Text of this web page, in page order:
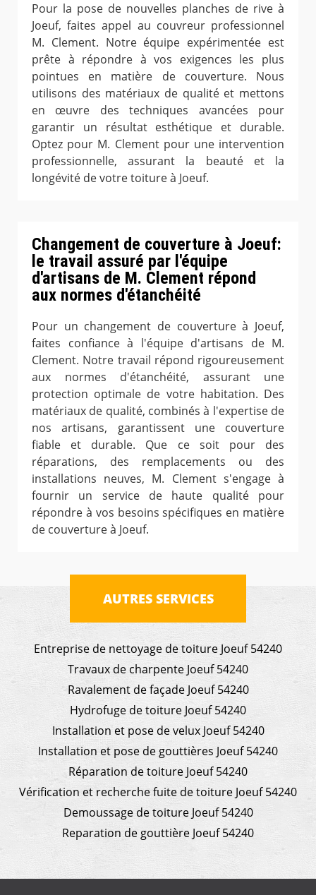
Pour la pose de nouvelles planches de rive à
Joeuf, faites appel au couvreur professionnel
M. Clement. Notre équipe expérimentée est
prête à répondre à vos exigences les plus
pointues en matière de couverture. Nous
utilisons des matériaux de qualité et mettons
en œuvre des techniques avancées pour
garantir un résultat esthétique et durable.
Optez pour M. Clement pour une intervention
professionnelle, assurant la beauté et la
longévité de votre toiture à Joeuf.
Changement de couverture à Joeuf:
le travail assuré par l'équipe
d'artisans de M. Clement répond
aux normes d'étanchéité
Pour un changement de couverture à Joeuf,
faites confiance à l'équipe d'artisans de M.
Clement. Notre travail répond rigoureusement
aux normes d'étanchéité, assurant une
protection optimale de votre habitation. Des
matériaux de qualité, combinés à l'expertise de
nos artisans, garantissent une couverture
fiable et durable. Que ce soit pour des
réparations, des remplacements ou des
installations neuves, M. Clement s'engage à
fournir un service de haute qualité pour
répondre à vos besoins spécifiques en matière
de couverture à Joeuf.
AUTRES SERVICES
Entreprise de nettoyage de toiture Joeuf 54240
Travaux de charpente Joeuf 54240
Ravalement de façade Joeuf 54240
Hydrofuge de toiture Joeuf 54240
Installation et pose de velux Joeuf 54240
Installation et pose de gouttières Joeuf 54240
Réparation de toiture Joeuf 54240
Vérification et recherche fuite de toiture Joeuf 54240
Demoussage de toiture Joeuf 54240
Reparation de gouttière Joeuf 54240